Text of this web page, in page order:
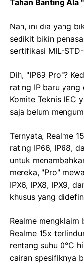
Tahan Banting Ala
Nah, ini dia yang
sedikit bikin
sertifikasi MIL-
Dih, "IP69 Pro"?
rating IP baru yang
Komite Teknis IEC
saja belum
Ternyata, Realme
rating IP66, IP68,
untuk
mereka, "Pro"
IPX6, IPX8, IPX9,
khusus yang
Realme mengklaim
Realme 15x
rentang suhu 0°C
cairan spesifiknya